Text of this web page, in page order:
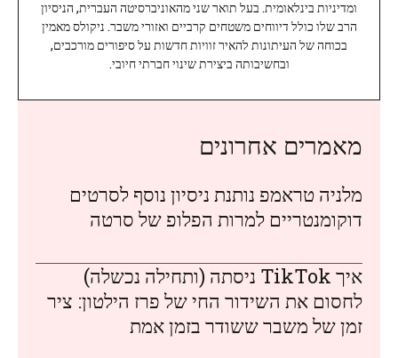
ומדיניות בינלאומית. בעל תואר שני מהאוניברסיטה העברית, הניסיון
הרב שלו כולל דיווחים משטחים קרביים ואזורי משבר. ניקולס מאמין
בכוחה של העיתונות להאיר זוויות חדשות על סיפורים מורכבים,
ובחשיבותה ביצירת שינוי חברתי חיובי.
מאמרים אחרונים
מלניה טראמפ נותנת ניסיון נוסף לסרטים
דוקומנטריים למרות הפלופ של סרטה
איך TikTok ניסתה (ותחילה נכשלה)
לחסום את השידור החי של פרז הילטון: ציר
זמן של משבר ששודר בזמן אמת